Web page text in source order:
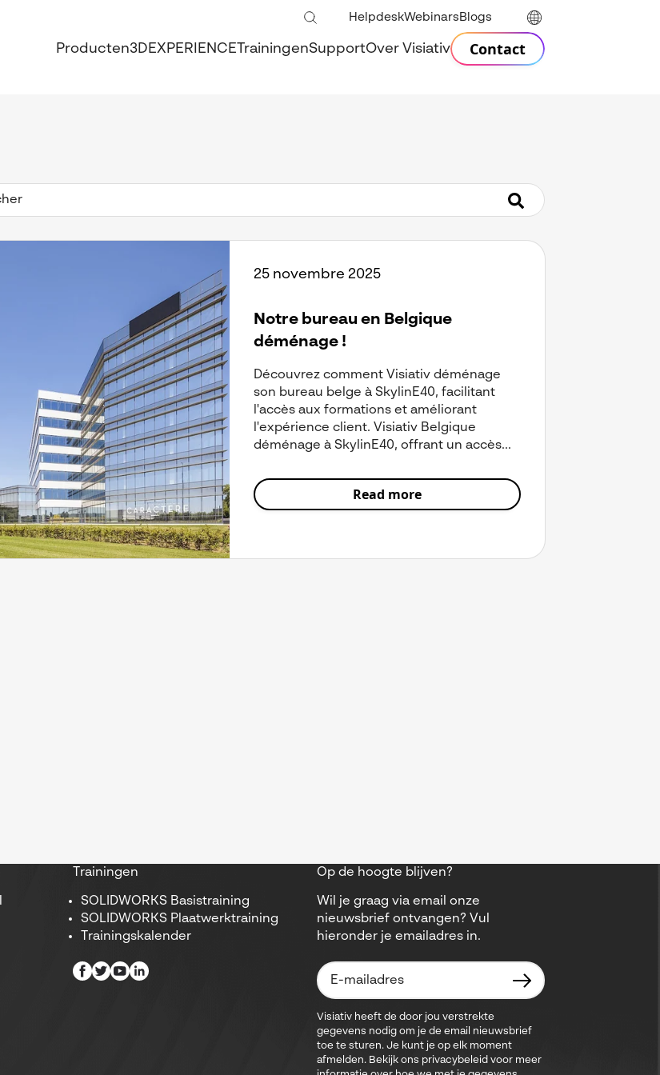
HelpdeskWebinars Blogs
Producten3DEXPERIENCETrainingenSupportOver Visiativ Contact
25 novembre 2025
Notre bureau en Belgique
déménage !
Découvrez comment Visiativ déménage
son bureau belge à SkylinE40, facilitant
l'accès aux formations et améliorant
l'expérience client. Visiativ Belgique
déménage à SkylinE40, offrant un accès...
Read more
Trainingen
SOLIDWORKS Basistraining
SOLIDWORKS Plaatwerktraining
Trainingskalender
Op de hoogte blijven?
Wil je graag via email onze
nieuwsbrief ontvangen? Vul
hieronder je emailadres in.
Visiativ heeft de door jou verstrekte
gegevens nodig om je de email nieuwsbrief
toe te sturen. Je kunt je op elk moment
afmelden. Bekijk ons privacybeleid voor meer